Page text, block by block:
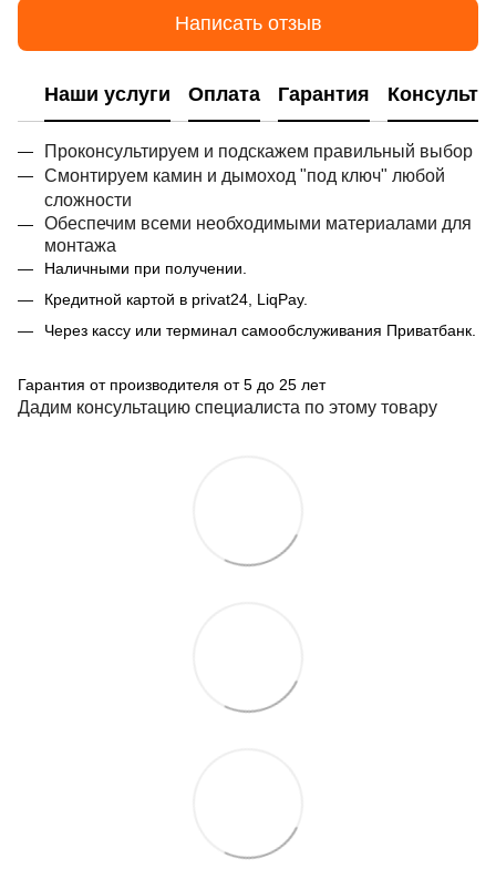
Написать отзыв
Наши услуги Оплата Гарантия
Проконсультируем и подскажем правильный выбор
Смонтируем камин и дымоход "под ключ" любой
сложности
Обеспечим всеми необходимыми материалами для
монтажа
Наличными при получении.
Кредитной картой в privat24, LiqPay.
Через кассу или терминал самообслуживания Приватбанк.
Гарантия от производителя от 5 до 25 лет
Дадим консультацию специалиста по этому товару